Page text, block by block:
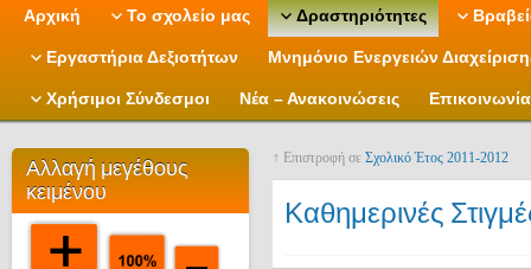
Αρχική Το σχολείο μας Δραστηριότητες
Εργαστήρια Δεξιοτήτων Μνημόνιο Ενεργειών
Χρήσιμοι Σύνδεσμοι Νέα – Ανακοινώσεις Επικοινωνία
Αλλαγή μεγέθους
κειμένου
↑ Επιστροφή σε Σχολικό Έτος 2011-2012
Καθημερινές